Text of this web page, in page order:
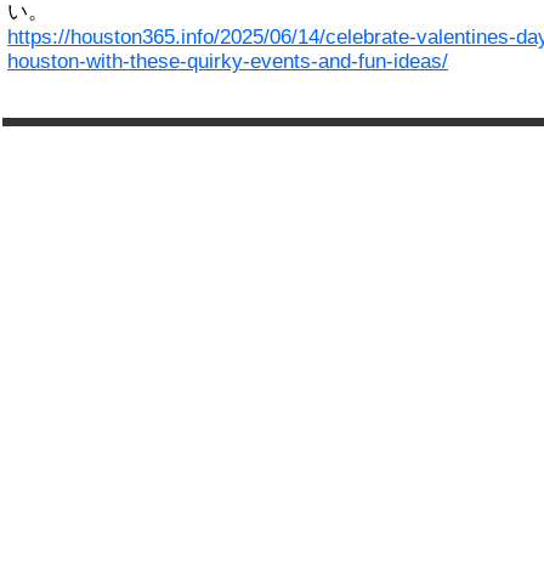
い。
https://houston365.info/2025/06/14/celebrate-valentines-
houston-with-these-quirky-events-and-fun-ideas/